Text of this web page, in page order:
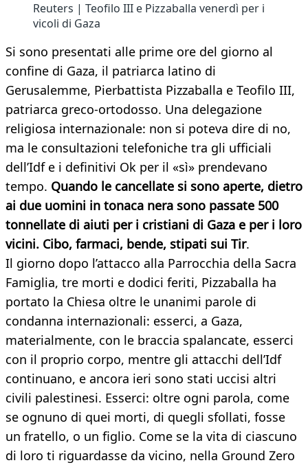
Reuters | Teofilo III e Pizzaballa venerdì per i
vicoli di Gaza
Si sono presentati alle prime ore del giorno al
confine di Gaza, il patriarca latino di
Gerusalemme, Pierbattista Pizzaballa e Teofilo III,
patriarca greco-ortodosso. Una delegazione
religiosa internazionale: non si poteva dire di no,
ma le consultazioni telefoniche tra gli ufficiali
dell’Idf e i definitivi Ok per il «sì» prendevano
tempo. Quando le cancellate si sono aperte, dietro
ai due uomini in tonaca nera sono passate 500
tonnellate di aiuti per i cristiani di Gaza e per i loro
vicini. Cibo, farmaci, bende, stipati sui Tir.
Il giorno dopo l’attacco alla Parrocchia della Sacra
Famiglia, tre morti e dodici feriti, Pizzaballa ha
portato la Chiesa oltre le unanimi parole di
condanna internazionali: esserci, a Gaza,
materialmente, con le braccia spalancate, esserci
con il proprio corpo, mentre gli attacchi dell’Idf
continuano, e ancora ieri sono stati uccisi altri
civili palestinesi. Esserci: oltre ogni parola, come
se ognuno di quei morti, di quegli sfollati, fosse
un fratello, o un figlio. Come se la vita di ciascuno
di loro ti riguardasse da vicino, nella Ground Zero